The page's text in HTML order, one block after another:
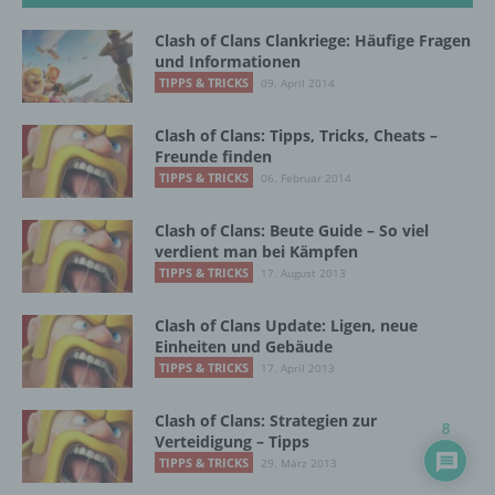
Clash of Clans Clankriege: Häufige Fragen
und Informationen
TIPPS & TRICKS 09. April 2014
Clash of Clans: Tipps, Tricks, Cheats –
Freunde finden
TIPPS & TRICKS 06. Februar 2014
Clash of Clans: Beute Guide – So viel
verdient man bei Kämpfen
TIPPS & TRICKS 17. August 2013
Clash of Clans Update: Ligen, neue
Einheiten und Gebäude
TIPPS & TRICKS 17. April 2013
Clash of Clans: Strategien zur
Verteidigung – Tipps
TIPPS & TRICKS 29. März 2013
8
Einschränkung der Verarbeitung ist die
Markierung gespeicherter
personenbezogener Daten mit dem Ziel, ihre
künftige Verarbeitung einzuschränken.
e) Profiling
Profiling ist jede Art der automatisierten
Verarbeitung personenbezogener Daten, die
darin besteht, dass diese
personenbezogenen Daten verwendet
werden, um bestimmte persönliche Aspekte,
zu bewerten, insbesondere, um Aspekte
bezüglich Arbeitsleistung, wirtschaftlicher
Lage, Gesundheit, persönlicher Vorlieben,
Aufenthaltsort oder Ortswechsel dieser
natürlichen Person zu analysieren oder
vorherzusagen.